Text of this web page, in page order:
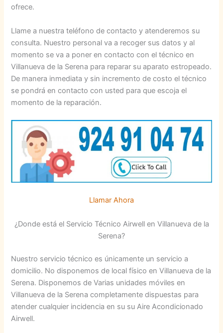
ofrece.
Llame a nuestra teléfono de contacto y atenderemos su
consulta. Nuestro personal va a recoger sus datos y al
momento se va a poner en contacto con el técnico en
Villanueva de la Serena para reparar su aparato estropeado.
De manera inmediata y sin incremento de costo el técnico
se pondrá en contacto con usted para que escoja el
momento de la reparación.
Llamar Ahora
¿Donde está el Servicio Técnico Airwell en Villanueva de la
Serena?
Nuestro servicio técnico es únicamente un servicio a
domicilio. No disponemos de local físico en Villanueva de la
Serena. Disponemos de Varias unidades móviles en
Villanueva de la Serena completamente dispuestas para
atender cualquier incidencia en su su Aire Acondicionado
Airwell.